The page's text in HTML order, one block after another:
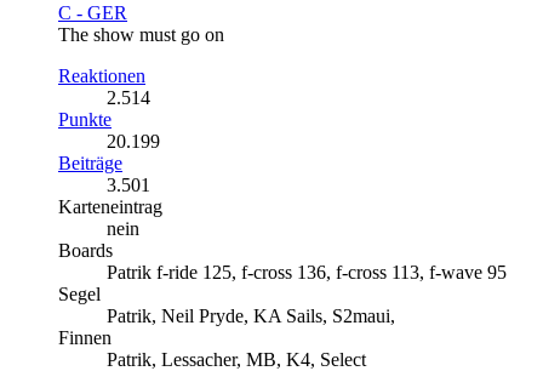
C - GER
The show must go on
Reaktionen
2.514
Punkte
20.199
Beiträge
3.501
Karteneintrag
nein
Boards
Patrik f-ride 125, f-cross 136, f-cross 113, f-wave 95
Segel
Patrik, Neil Pryde, KA Sails, S2maui,
Finnen
Patrik, Lessacher, MB, K4, Select